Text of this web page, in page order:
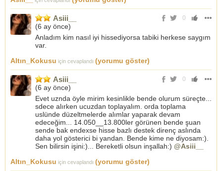
0
Asiii__
(6 ay önce)
Anladım kim nasıl iyi hissediyorsa tabiki herkese saygım
var.
Altın_Kokusu için cevaplandı (yorumu göster)
0
Asiii__
(6 ay önce)
Evet uznda öyle mirim kesinlikle bende olurum süreçte...
sdece alırken ucuzdan toplayalım. orda toplama
uslünde düzeltmelerde alımlar yaparak devam
edeceğim... 14.050__13.800ler görünen bende şuan
sende bak endexse hisse bazlı destek direnç aslında
daha yol gösterici bi yandan. Bende kime ne diyosam:).
Sen bilirsin işini:)... Bereketli olsun inşallah:) @Asiii__
Altın_Kokusu için cevaplandı (yorumu göster)